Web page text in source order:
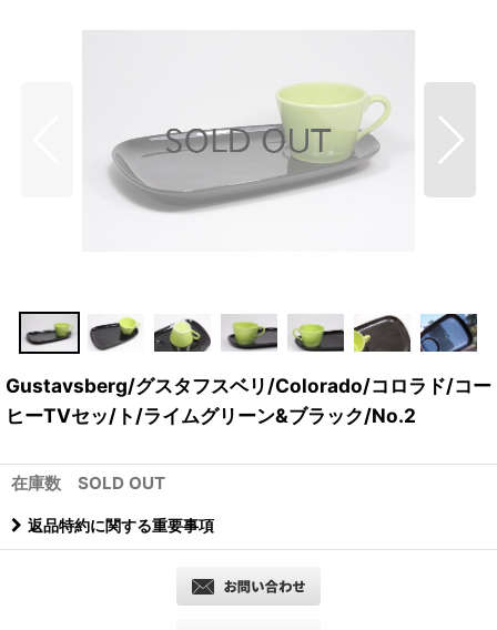
Gustavsberg/グスタフスベリ/Colorado/コロラド/コー
ヒーTVセッ/ト/ライムグリーン&ブラック/No.2
在庫数 SOLD OUT
返品特約に関する重要事項